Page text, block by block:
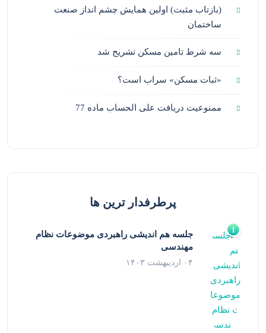
(بازتاب مثبت) اولین همایش چشم انداز صنعت
ساختمان
سه شرط تامین مسکن تشریح شد
«ثبات مسکن» سراب است؟
ممنوعیت دریافت علی الحساب ماده 77
پرطرفدار ترین ها
جلسه هم اندیشی راهبردی موضوعات نظام
مهندسی
۰۴ اردیبهشت ۱۴۰۳